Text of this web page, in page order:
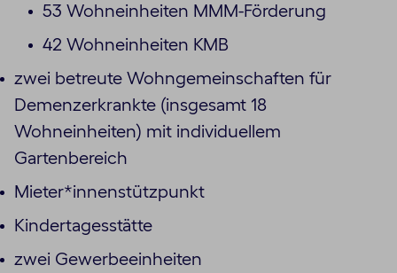
53 Wohneinheiten MMM-Förderung
42 Wohneinheiten KMB
zwei betreute Wohngemeinschaften für
Demenzerkrankte (insgesamt 18
Wohneinheiten) mit individuellem
Gartenbereich
Mieter*innenstützpunkt
Kindertagesstätte
zwei Gewerbeeinheiten